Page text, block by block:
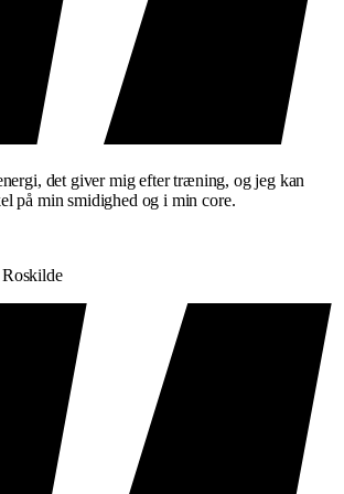
regelmæssigt, vil du over tid mærke:
på tværs af hele kroppen
og øget udholdenhed
— kombinationstræning er effektivt
lokationer
det giver mig efter træning, og jeg kan
på min smidighed og i min core.